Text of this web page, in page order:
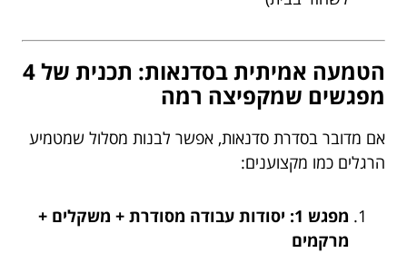
הטמעה אמיתית בסדנאות: תכנית של 4
מפגשים שמקפיצה רמה
אם מדובר בסדרת סדנאות, אפשר לבנות מסלול שמטמיע
הרגלים כמו מקצוענים:
מפגש 1: יסודות עבודה מסודרת + משקלים +
מרקמים